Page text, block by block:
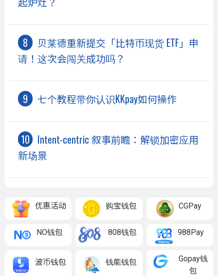
贝莱德重新提交「比特币现货 ETF」申
请！这次会闯关成功吗？
七个教程带你认识KKpay如何操作
Intent-centric 叙事前瞻：解锁加密应用
新场景
优惠活动 购宝钱包 CGPay
NO钱包 808钱包 988Pay
波币钱包 钱能钱包
Gopay钱
包